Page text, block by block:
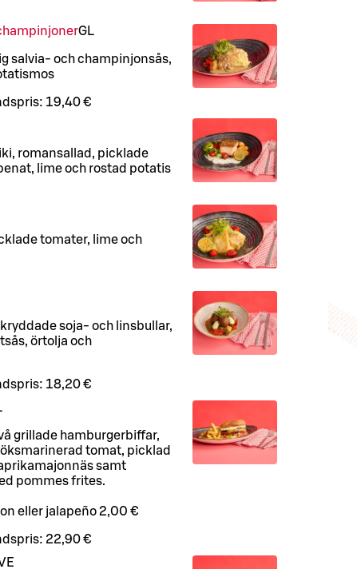
GL
salvia- och champinjonsås,
19,40 €
romansallad, picklade
lime och rostad potatis
tomater, lime och
soja- och linsbullar,
örtolja och
18,20 €
grillade hamburgerbiffar,
tomat, picklad
samt
pommes frites.
eller jalapeño 2,00 €
22,90 €